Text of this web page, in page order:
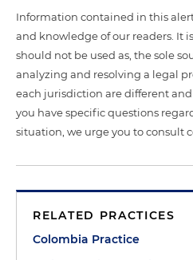
Information contained in this
and knowledge of our readers. It
should not be used as, the sole
analyzing and resolving a legal
each jurisdiction are different
you have specific questions
situation, we urge you to consult
RELATED PRACTICES
Colombia Practice